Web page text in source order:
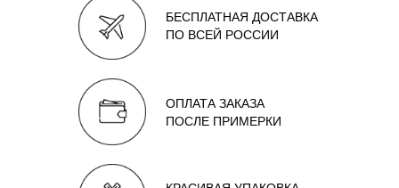
БЕСПЛАТНАЯ ДОСТАВКА
ПО ВСЕЙ РОССИИ
ОПЛАТА ЗАКАЗА
ПОСЛЕ ПРИМЕРКИ